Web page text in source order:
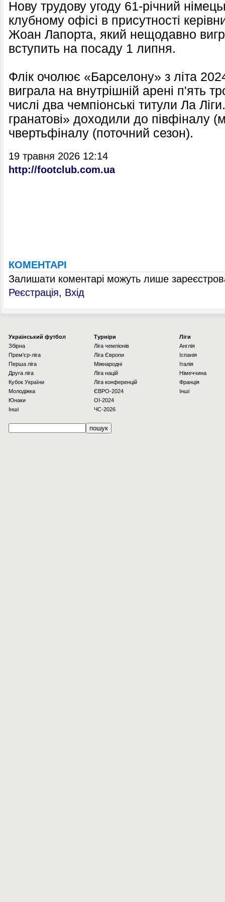
Нову трудову угоду 61-річний
клубному офісі в присутності
Жоан Лапорта, який нещодавно
вступить на посаду 1 липня.
Флік очолює «Барселону» з літа
виграла на внутрішній арені п'ять
числі два чемпіонські титули Ла
гранатові» доходили до півфіналу
чвертьфіналу (поточний сезон).
19 травня 2026 12:14
http://footclub.com.ua
КОМЕНТАРІ
Залишати коментарі можуть лише
Реєстрація, Вхід
Українcький футбол
Збірна
Прем'єр-ліга
Перша ліга
Друга ліга
Кубок України
Молодіжка
Юнаки
Інші
Турніри
Ліга чемпіонів
Ліга Європи
Міжнародні
Ліга націй
Ліга конференцій
ЄВРО-2024
OI-2024
ЧС-2026
Ліги
Англія
Іспанія
Італія
Німеччина
Франція
Інші